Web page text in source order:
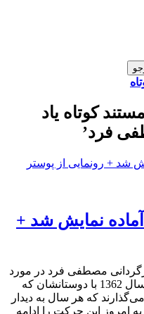
کوتاه یاد
فرد’
آماده نمایش شد +
مصطفی فرد در مورد
گروهی از رزمندگان دفاع مقدس از سال 1362 با دوستانشان که
که هر سال به دیدار
به امروز این حرکت را ادامه